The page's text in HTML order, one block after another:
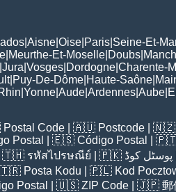
Aisne Oise Paris Seine-Et-
Meurthe-Et-Moselle Doubs
Jura Vosges Dordogne Charente-
| Puy-De-Dôme Haute-Saône
Yonne Aude Ardennes Aube
Postal Code | 🇦🇺 Postcode | 🇳🇿
Postal | 🇪🇸 Código Postal |
| 🇹🇭 รหัสไปรษณีย์ | 🇵🇰 پوسٹل کوڈ
🇹🇷 Posta Kodu | 🇵🇱 Kod
Postal | 🇺🇸 ZIP Code | 🇯🇵 郵